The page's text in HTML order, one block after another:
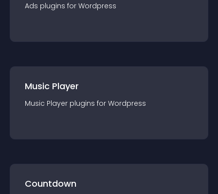
Ads plugins for Wordpress
Music Player
Music Player plugins for Wordpress
Countdown